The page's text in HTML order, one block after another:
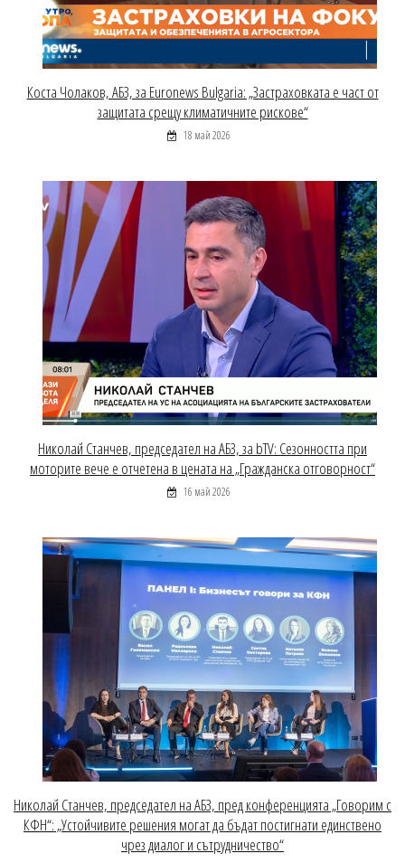
Коста Чолаков, АБЗ, за Euronews Bulgaria: „Застраховката е част от
защитата срещу климатичните рискове“
18 май 2026
Николай Станчев, председател на АБЗ, за bTV: Сезонността при
моторите вече е отчетена в цената на „Гражданска отговорност“
16 май 2026
Николай Станчев, председател на АБЗ, пред конференцията „Говорим с
КФН“: „Устойчивите решения могат да бъдат постигнати единствено
чрез диалог и сътрудничество“